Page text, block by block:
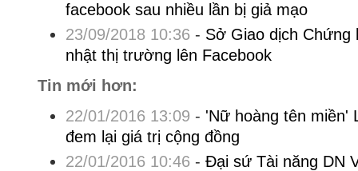
facebook sau nhiều lần bị giả mạo
23/09/2018 10:36 - Sở Giao dịch Chứng
nhật thị trường lên Facebook
Tin mới hơn:
22/01/2016 13:09 - 'Nữ hoàng tên miền'
đem lại giá trị cộng đồng
22/01/2016 10:46 - Đại sứ Tài năng DN